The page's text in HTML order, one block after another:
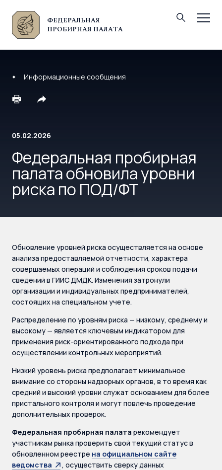
ФЕДЕРАЛЬНАЯ
ПРОБИРНАЯ ПАЛАТА
© Федеральная пробирная палата, 2026
Информационные сообщения
05.02.2026
Федеральная пробирная
палата обновила уровни
риска по ПОД/ФТ
Обновление уровней риска осуществляется на основе
анализа предоставляемой отчетности, характера
совершаемых операций и соблюдения сроков подачи
сведений в ГИИС ДМДК. Изменения затронули
организации и индивидуальных предпринимателей,
состоящих на специальном учете.
Распределение по уровням риска — низкому, среднему и
высокому — является ключевым индикатором для
применения риск-ориентированного подхода при
осуществлении контрольных мероприятий.
Низкий уровень риска предполагает минимальное
внимание со стороны надзорных органов, в то время как
средний и высокий уровни служат основанием для более
пристального контроля и могут повлечь проведение
дополнительных проверок.
Федеральная пробирная палата рекомендует
участникам рынка проверить свой текущий статус в
обновленном реестре на официальном сайте
ведомства
, осуществить сверку данных